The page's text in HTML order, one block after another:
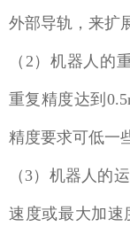
外部导轨，来扩
（2）机器人的
重复精度达到
精度要求可低一
（3）机器人的
速度或最大加速